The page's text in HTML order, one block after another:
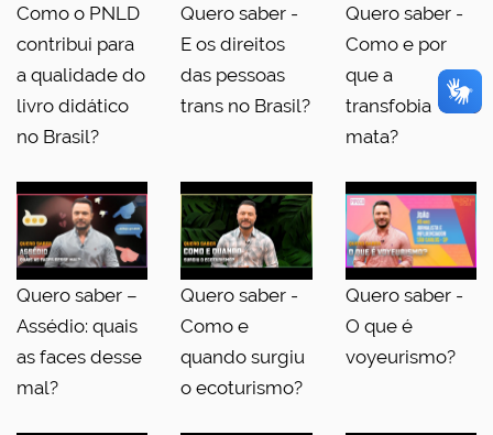
Como o PNLD
contribui para
a qualidade do
livro didático
no Brasil?
Quero saber -
E os direitos
das pessoas
trans no Brasil?
Quero saber -
Como e por
que a
transfobia
mata?
Quero saber –
Assédio: quais
as faces desse
mal?
Quero saber -
Como e
quando surgiu
o ecoturismo?
Quero saber -
O que é
voyeurismo?